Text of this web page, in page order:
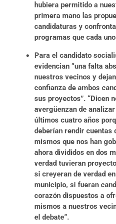
hubiera permitido a
primera mano las
candidaturas y
programas que cada
Para el candidato
evidencian “una falta
nuestros vecinos y
confianza de ambos
sus proyectos”. “Dicen
avergüenzan de
últimos cuatro años
deberían rendir cuentas
mismos que nos han
ahora divididos en dos
verdad tuvieran
si creyeran de verdad
municipio, si fueran
corazón dispuestos a
mismos a nuestros
el debate”.